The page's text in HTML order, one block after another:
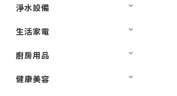
淨水設備
生活家電
廚房用品
健康美容